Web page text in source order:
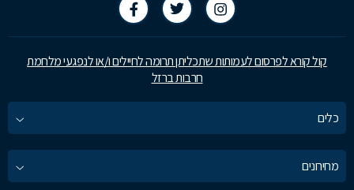
קול קורא לפרסום לעמותות שתכליתן תרומה לחיילים ו/או לנפגעי מלחמת
חרבות ברזל
כלים
מחירונים